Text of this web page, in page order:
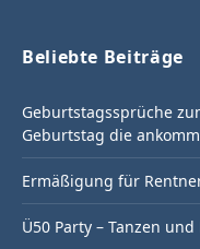
Beliebte Beiträge
Geburtstagssprüche
Geburtstag die
Ermäßigung für
Ü50 Party – Tanzen